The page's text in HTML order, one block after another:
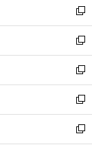
く
で
開
く
い
ウ
ィ
ン
ド
ウ
で
開
く
新
し
い
ウ
ィ
ン
ド
ウ
で
開
新
し
い
ウ
ィ
ン
ド
ウ
新
し
い
ウ
ィ
新
し
い
新